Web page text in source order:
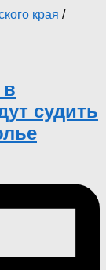
края /
в
судить